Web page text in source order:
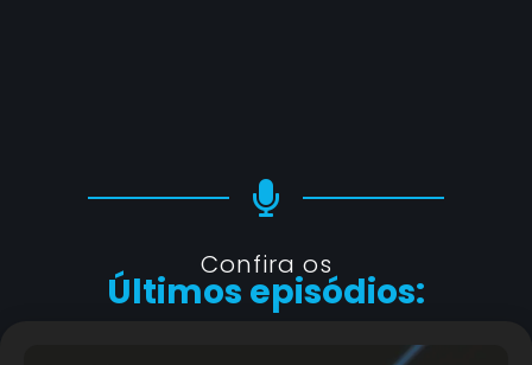
Confira os
Últimos episódios: